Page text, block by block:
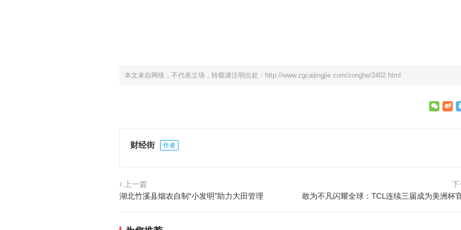
本文来自网络，不代表立场，转载请注明出处： http://www.zgcaijingjie.com/zonghe/2402.html
财经街 作者
上一篇
湖北竹溪县烟农自制“小发明”助力大田管理
下